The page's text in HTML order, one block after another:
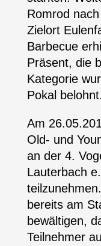
Romrod
Zielort
Barbecue
Präsent, die
Kategorie
Pokal belohnt.
Am
Old- und
an der 4.
Lauterbach
bereits am
bewältigen,
Teilnehmer